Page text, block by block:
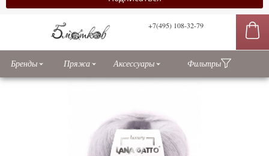
+7(495) 108-32-79
Бренды Пряжа Аксессуары Фильтры